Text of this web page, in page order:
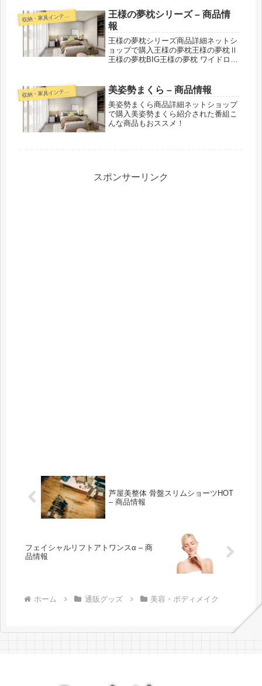
収
納・家具インテリア
王様の夢枕シリーズ – 商品情
報
王様の夢枕シリーズ商品詳細ネットシ
ョップで購入王様の夢枕王様の夢枕Ⅱ
王様の夢枕BIG王様の夢枕 ワイドロン
王様の頸椎安定位枕 (けいついあんて
いいまくら)王様の豆まくら王様...
収
納・家具インテリア 美姿勢まくら – 商品情報
美姿勢まくら商品詳細ネットショップ
で購入美姿勢まくら紹介された番組こ
んな商品もおススメ！
スポンサーリンク
芦屋美整体 骨盤スリムショーツHOT
– 商品情報
フェイシャルリフトアトワンスα – 商
品情報
ホーム 通販グッズ 美容・ボディメイク